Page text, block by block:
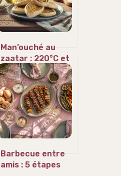
Man’ouché au
zaatar : 220°C et
3 secrets pour
une pâte libanaise
authentique
Barbecue entre
amis : 5 étapes